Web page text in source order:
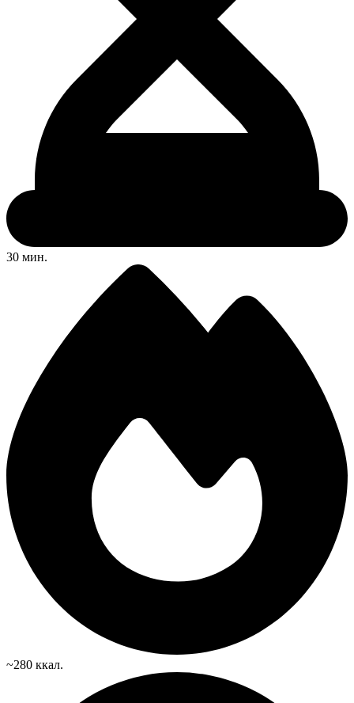
30 мин.
~280 ккал.